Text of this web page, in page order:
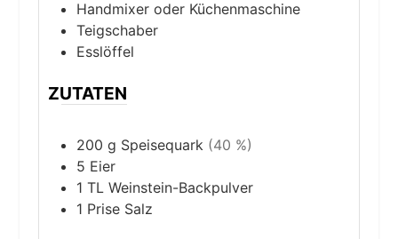
Handmixer oder Küchenmaschine
Teigschaber
Esslöffel
ZUTATEN
200 g Speisequark (40 %)
5 Eier
1 TL Weinstein-Backpulver
1 Prise Salz